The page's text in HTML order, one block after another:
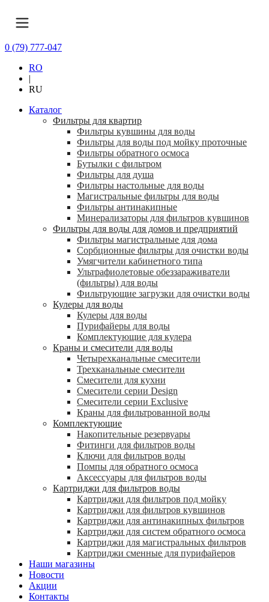
0 (79) 777-047
RO
|
RU
Каталог
Фильтры для квартир
Фильтры кувшины для воды
Фильтры для воды под мойку проточные
Фильтры обратного осмоса
Бутылки с фильтром
Фильтры для душа
Фильтры настольные для воды
Магистральные фильтры для воды
Фильтры антинакипные
Минерализаторы для фильтров кувшинов
Фильтры для воды для домов и предприятий
Фильтры магистральные для дома
Сорбционные фильтры для очистки воды
Умягчители кабинетного типа
Ультрафиолетовые обеззараживатели
(фильтры) для воды
Фильтрующие загрузки для очистки воды
Кулеры для воды
Кулеры для воды
Пурифайеры для воды
Комплектующие для кулера
Краны и смесители для воды
Четырехканальные смесители
Трехканальные смесители
Смесители для кухни
Смесители серии Design
Смесители серии Exclusive
Краны для фильтрованной воды
Комплектующие
Накопительные резервуары
Фитинги для фильтров воды
Ключи для фильтров воды
Помпы для обратного осмоса
Аксессуары для фильтров воды
Картриджи для фильтров воды
Картриджи для фильтров под мойку
Картриджи для фильтров кувшинов
Картриджи для антинакипных фильтров
Картриджи для систем обратного осмоса
Картриджи для магистральных фильтров
Картриджи сменные для пурифайеров
Наши магазины
Новости
Акции
Контакты